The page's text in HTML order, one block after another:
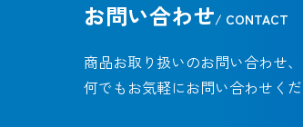
お問い合わせ/ CONTACT
商品お取り扱いのお問い合わせ
何でもお気軽にお問い合わせくだ